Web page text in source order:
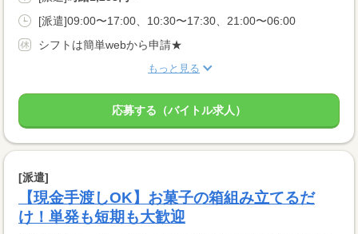
[派遣]09:00〜17:00、10:30〜17:30、21:00〜06:00
シフトは簡単webから申請★
もっと見る
応募する（バイトル求人）
[派遣]
【現金手渡しOK】お菓子の箱組み立てるだ
け！単発も短期も大歓迎